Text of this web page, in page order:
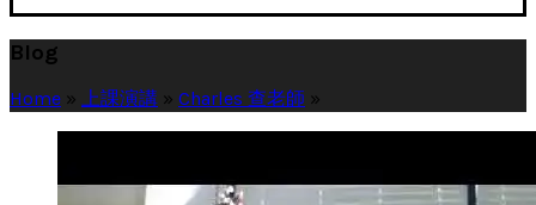
Blog
Home » 上課演講 » Charles 查老師 »